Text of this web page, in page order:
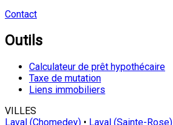
Contact
Outils
Calculateur de prêt hypothécaire
Taxe de mutation
Liens immobiliers
VILLES
Laval (Chomedey) • Laval (Sainte-Rose)